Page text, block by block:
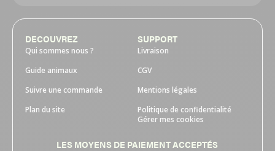
DECOUVREZ
Qui sommes nous ?
Guide animaux
Suivre une commande
Plan du site
SUPPORT
Livraison
CGV
Mentions légales
Politique de confidentialité
Gérer mes cookies
LES MOYENS DE PAIEMENT ACCEPTÉS